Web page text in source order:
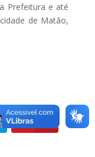
Prefeitura e até
de Matão,